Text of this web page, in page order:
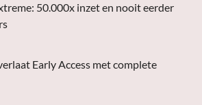
50.000x inzet en nooit eerder
Early Access met complete